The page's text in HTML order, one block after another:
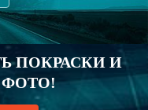
ПОКРАСКИ И